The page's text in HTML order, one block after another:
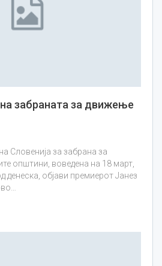
забраната за движење
Словенија за забрана за
општини, воведена на 18 март,
денеска, објави премиерот Јанез